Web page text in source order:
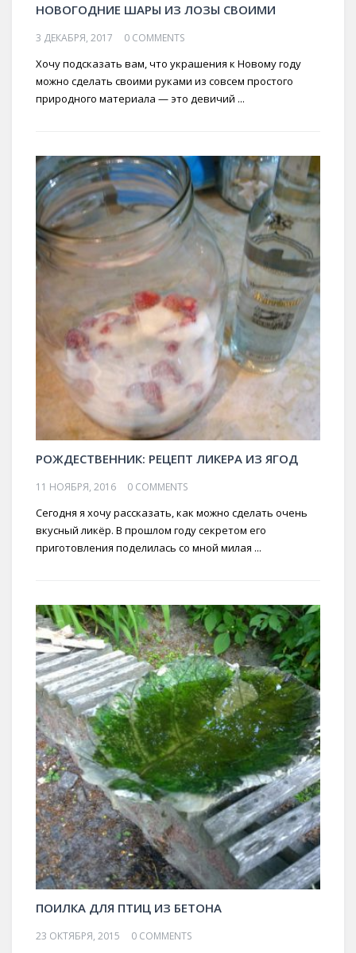
НОВОГОДНИЕ ШАРЫ ИЗ ЛОЗЫ СВОИМИ
3 ДЕКАБРЯ, 2017 0 COMMENTS
Хочу подсказать вам, что украшения к Новому году
можно сделать своими руками из совсем простого
природного материала — это девичий ...
РОЖДЕСТВЕННИК: РЕЦЕПТ ЛИКЕРА ИЗ ЯГОД
11 НОЯБРЯ, 2016 0 COMMENTS
Сегодня я хочу рассказать, как можно сделать очень
вкусный ликёр. В прошлом году секретом его
приготовления поделилась со мной милая ...
ПОИЛКА ДЛЯ ПТИЦ ИЗ БЕТОНА
23 ОКТЯБРЯ, 2015 0 COMMENTS